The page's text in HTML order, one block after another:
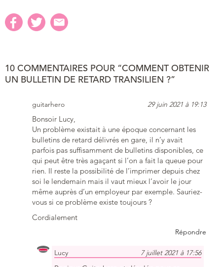
10 COMMENTAIRES POUR “COMMENT OBTENIR
UN BULLETIN DE RETARD TRANSILIEN ?”
guitarhero 29 juin 2021 à 19:13
Bonsoir Lucy,
Un problème existait à une époque concernant les
bulletins de retard délivrés en gare, il n’y avait
parfois pas suffisamment de bulletins disponibles, ce
qui peut être très agaçant si l’on a fait la queue pour
rien. Il reste la possibilité de l’imprimer depuis chez
soi le lendemain mais il vaut mieux l’avoir le jour
même auprès d’un employeur par exemple. Sauriez-
vous si ce problème existe toujours ?
Cordialement
Répondre
Lucy 7 juillet 2021 à 17:56